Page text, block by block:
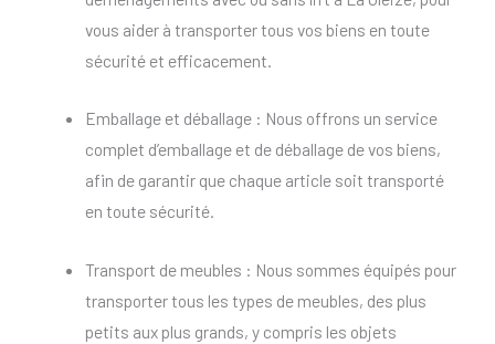
vous aider à transporter tous vos biens en toute
sécurité et efficacement.
Emballage et déballage : Nous offrons un service
complet d’emballage et de déballage de vos biens,
afin de garantir que chaque article soit transporté
en toute sécurité.
Transport de meubles : Nous sommes équipés pour
transporter tous les types de meubles, des plus
petits aux plus grands, y compris les objets